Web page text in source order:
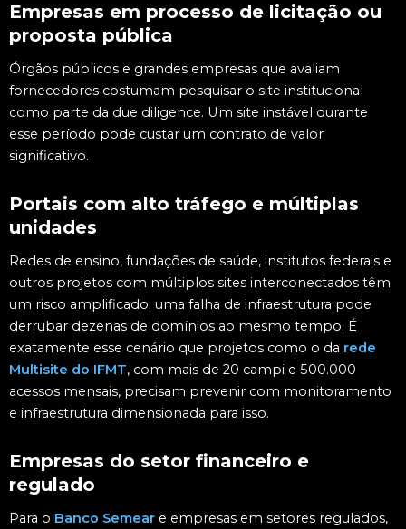
Empresas em processo de licitação ou
proposta pública
Órgãos públicos e grandes empresas que avaliam
fornecedores costumam pesquisar o site institucional
como parte da due diligence. Um site instável durante
esse período pode custar um contrato de valor
significativo.
Portais com alto tráfego e múltiplas
unidades
Redes de ensino, fundações de saúde, institutos federais e
outros projetos com múltiplos sites interconectados têm
um risco amplificado: uma falha de infraestrutura pode
derrubar dezenas de domínios ao mesmo tempo. É
exatamente esse cenário que projetos como o da rede
Multisite do IFMT, com mais de 20 campi e 500.000
acessos mensais, precisam prevenir com monitoramento
e infraestrutura dimensionada para isso.
Empresas do setor financeiro e
regulado
Para o Banco Semear e empresas em setores regulados,